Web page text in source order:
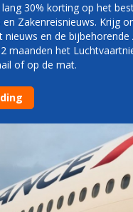
AIR
VOOR
30% korting op het
Zakenreisnieuws. Krijg
en de bijbehorende
maanden het
of op de mat.